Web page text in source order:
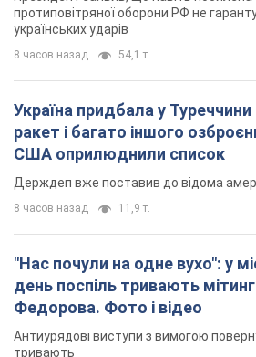
протиповітряної оборони РФ не
українських ударів
8 часов назад 54,1 т.
Україна придбала у Туреччини
ракет і багато іншого
США оприлюднили список
Держдеп вже поставив до відома
8 часов назад 11,9 т.
"Нас почули на одне вухо": у
день поспіль тривають
Федорова. Фото і відео
Антиурядові виступи з вимогою
тривають